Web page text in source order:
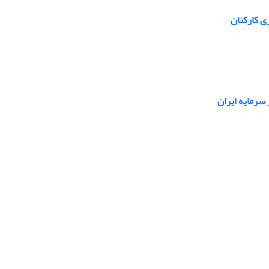
کارکنان
ایران